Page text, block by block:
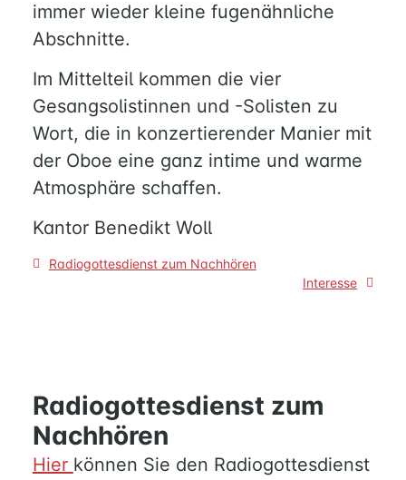
HOME
KIRCHENTISCH
SUPPENKÜCHE
UND
immer wieder kleine fugenähnliche
Abschnitte.
Im Mittelteil kommen die vier
Gesangsolistinnen und -Solisten zu
Wort, die in konzertierender Manier mit
der Oboe eine ganz intime und warme
Atmosphäre schaffen.
Kantor Benedikt Woll
Beitragsnavigation
Radiogottesdienst zum Nachhören
Interesse
Radiogottesdienst zum
Nachhören
Hier können Sie den Radiogottesdienst